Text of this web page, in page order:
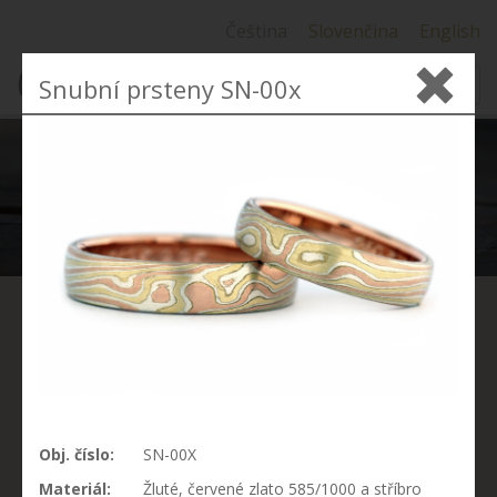
Slovenčina English
MENU
Japonsku. Ve volném překladu to znamená kov se
strukturou sukovitého dřeva (moku - dřevo, me - oči,
Snubní prsteny SN-00x
Obj. číslo:
SN-00X
Materiál:
Žluté, červené zlato 585/1000 a stříbro